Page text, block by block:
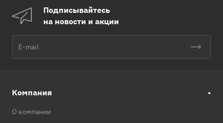
Подписывайтесь
на новости и акции
Компания
О компании